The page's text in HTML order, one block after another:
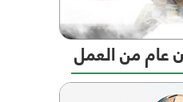
عام من العمل